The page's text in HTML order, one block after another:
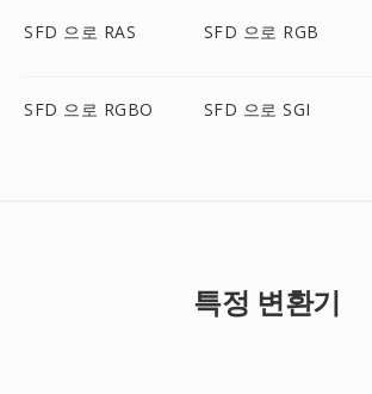
SFD 으로 RAS SFD 으로 RGB
SFD 으로 RGBO SFD 으로 SGI
특정 변환기